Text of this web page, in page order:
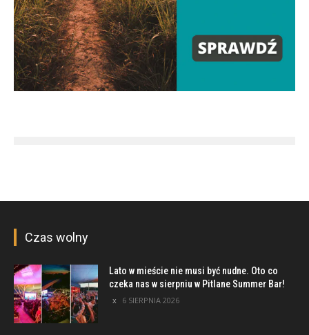
Czas wolny
Lato w mieście nie musi być nudne. Oto co
czeka nas w sierpniu w Pitlane Summer Bar!
6 SIERPNIA 2026